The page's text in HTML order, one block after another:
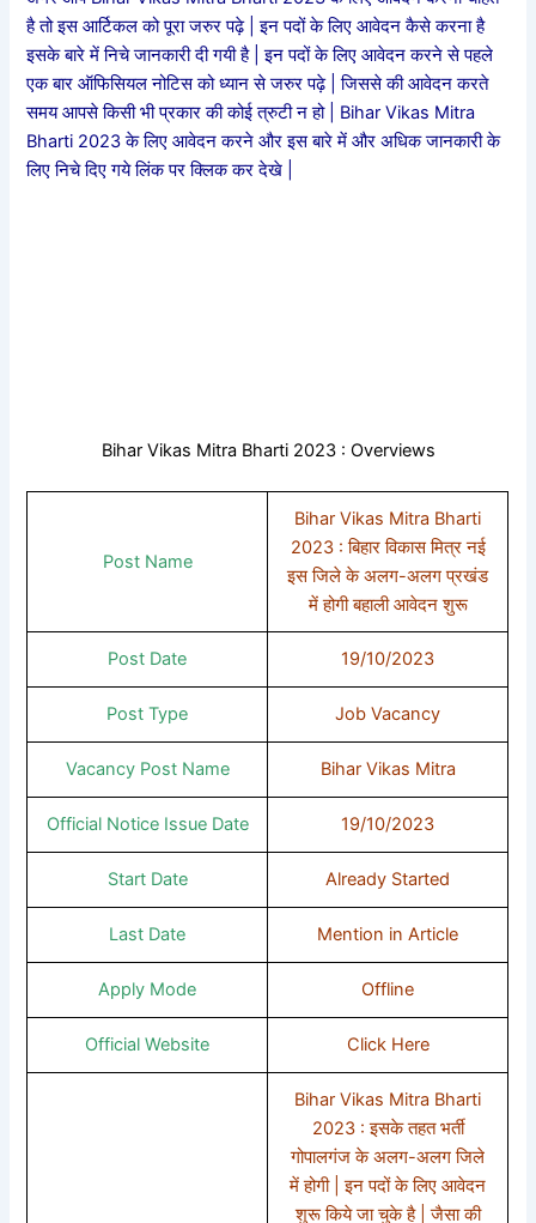
है तो इस आर्टिकल को पूरा जरुर पढ़े | इन पदों के लिए आवेदन कैसे करना है
इसके बारे में निचे जानकारी दी गयी है | इन पदों के लिए आवेदन करने से पहले
एक बार ऑफिसियल नोटिस को ध्यान से जरुर पढ़े | जिससे की आवेदन करते
समय आपसे किसी भी प्रकार की कोई त्रुटी न हो | Bihar Vikas Mitra
Bharti 2023 के लिए आवेदन करने और इस बारे में और अधिक जानकारी के
लिए निचे दिए गये लिंक पर क्लिक कर देखे |
Bihar Vikas Mitra Bharti 2023 : Overviews
Post Name
Bihar Vikas Mitra Bharti
2023 : बिहार विकास मित्र नई
इस जिले के अलग-अलग प्रखंड
में होगी बहाली आवेदन शुरू
Post Date 19/10/2023
Post Type Job Vacancy
Vacancy Post Name Bihar Vikas Mitra
Official Notice Issue Date 19/10/2023
Start Date Already Started
Last Date Mention in Article
Apply Mode Offline
Official Website Click Here
Bihar Vikas Mitra Bharti
2023 : इसके तहत भर्ती
गोपालगंज के अलग-अलग जिले
में होगी | इन पदों के लिए आवेदन
शुरू किये जा चुके है | जैसा की